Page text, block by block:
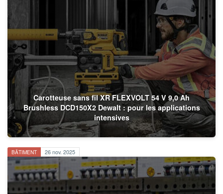
Carotteuse sans fil XR FLEXVOLT 54 V 9,0 Ah
Brushless DCD150X2 Dewalt : pour les applications
intensives
BÂTIMENT 26 nov. 2025